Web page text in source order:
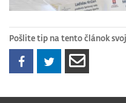
Pošlite tip na tento článok